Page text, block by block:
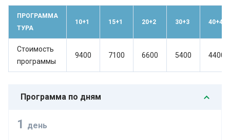
ПРОГРАММА
ТУРА
10+1 15+1 20+2 30+3 40+4
Стоимость
программы
9400 7100 6600 5400 4400
Программа по дням
1 день